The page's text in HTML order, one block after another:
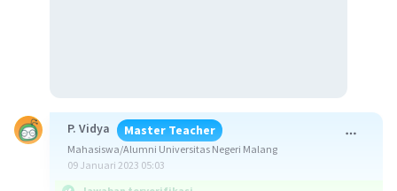
P. Vidya Master Teacher
Mahasiswa/Alumni Universitas Negeri Malang
09 Januari 2023 05:03